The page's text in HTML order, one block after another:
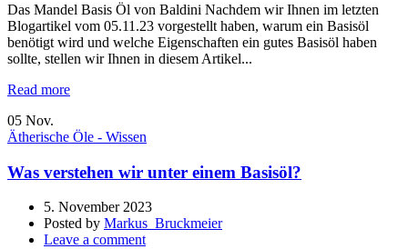
Das Mandel Basis Öl von Baldini Nachdem wir Ihnen im letzten
Blogartikel vom 05.11.23 vorgestellt haben, warum ein Basisöl
benötigt wird und welche Eigenschaften ein gutes Basisöl haben
sollte, stellen wir Ihnen in diesem Artikel...
Read more
05 Nov.
Ätherische Öle - Wissen
Was verstehen wir unter einem Basisöl?
5. November 2023
Posted by Markus_Bruckmeier
Leave a comment